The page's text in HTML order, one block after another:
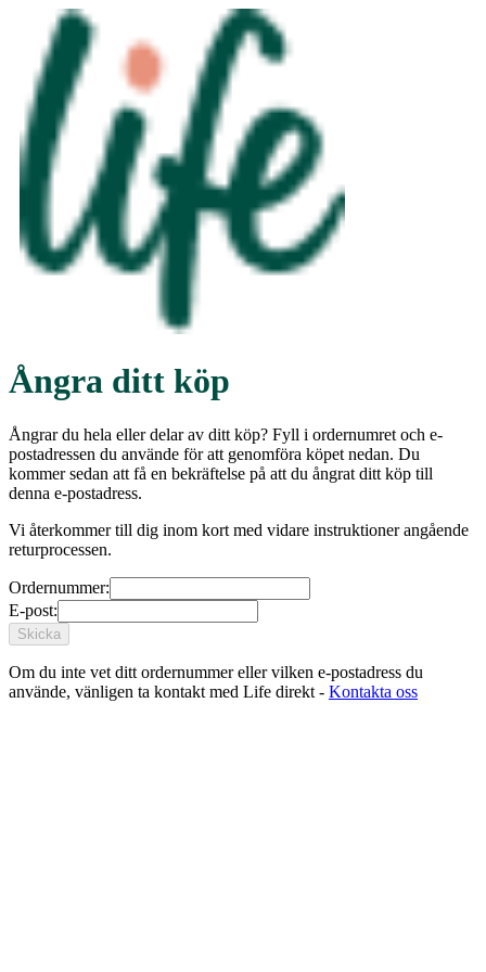
Ångra ditt köp
Ångrar du hela eller delar av ditt köp? Fyll i ordernumret och e-
postadressen du använde för att genomföra köpet nedan. Du
kommer sedan att få en bekräftelse på att du ångrat ditt köp till
denna e-postadress.
Vi återkommer till dig inom kort med vidare instruktioner angående
returprocessen.
Ordernummer:
E-post:
Om du inte vet ditt ordernummer eller vilken e-postadress du
använde, vänligen ta kontakt med Life direkt - Kontakta oss